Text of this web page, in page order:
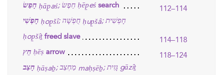
חָפַשׂ ḥāp̱aś; חֵפֶשׂ ḥēp̱eś search
112–114
חָפְשִׁי ḥop̱šî; חֻפְשָׁה ḥup̱šâ; חָפְשִׁית
ḥop̱šîṯ freed slave
114–118
חֵץ ḥēṣ arrow
118–124
חָצַב ḥāṣaḇ; מַחְצֵב maḥṣēḇ; גָּזִית gāzîṯ